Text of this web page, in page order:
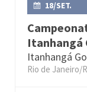
18/SET.
Itanhangá
Itanhangá
Rio de Janeiro/